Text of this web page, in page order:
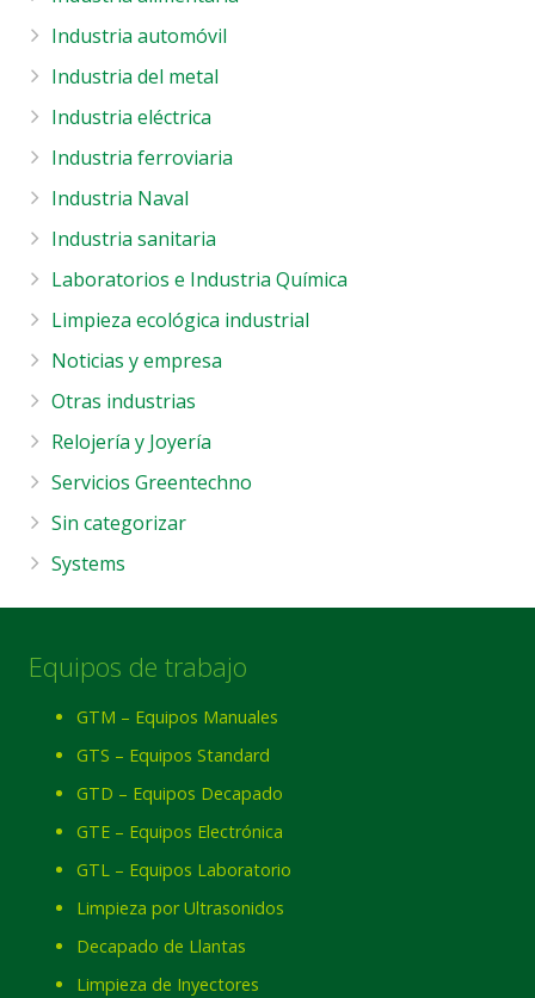
Industria automóvil
Industria del metal
Industria eléctrica
Industria ferroviaria
Industria Naval
Industria sanitaria
Laboratorios e Industria Química
Limpieza ecológica industrial
Noticias y empresa
Otras industrias
Relojería y Joyería
Servicios Greentechno
Sin categorizar
Systems
Equipos de trabajo
GTM – Equipos Manuales
GTS – Equipos Standard
GTD – Equipos Decapado
GTE – Equipos Electrónica
GTL – Equipos Laboratorio
Limpieza por Ultrasonidos
Decapado de Llantas
Limpieza de Inyectores